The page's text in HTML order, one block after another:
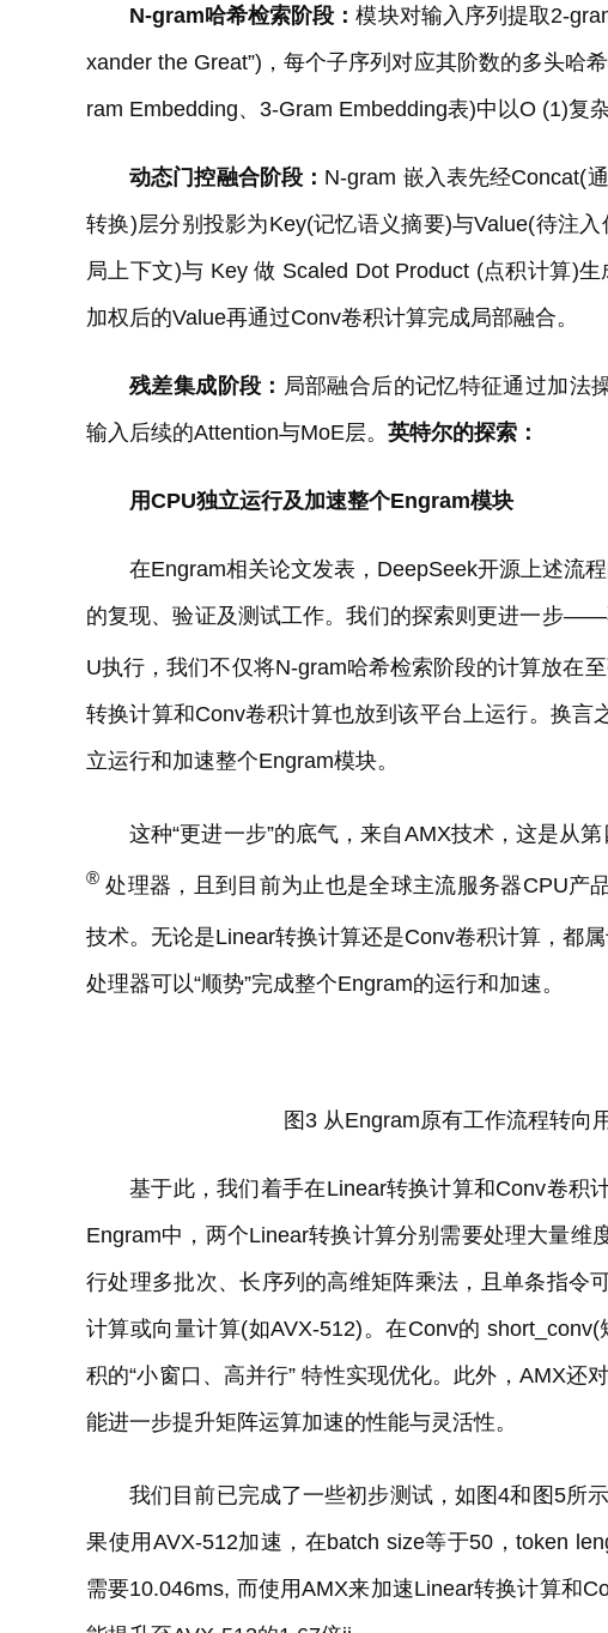
N-gram哈希检索阶段：模块对输入序列提取2-
xander the Great”)，每个子序列对应其阶数的多头哈
ram Embedding、3-Gram Embedding表)中以O (1)复
动态门控融合阶段： N-gram 嵌入表先经Concat(
转换)层分别投影为Key(记忆语义摘要)与Value(待注
局上下文)与 Key 做 Scaled Dot Product (点积计算)
加权后的Value再通过Conv卷积计算完成局部融合。
残差集成阶段： 局部融合后的记忆特征通过加法
输入后续的Attention与MoE层。 英特尔的探索：
用CPU独立运行及加速整个Engram模块
在Engram相关论文发表，DeepSeek开源上述流
的复现、验证及测试工作。我们的探索则更进一步
U执行，我们不仅将N-gram哈希检索阶段的计算放在
转换计算和Conv卷积计算也放到该平台上运行。换
立运行和加速整个Engram模块。
这种“更进一步”的底气，来自AMX技术，这是从
® 处理器，且到目前为止也是全球主流服务器CPU产
技术。无论是Linear转换计算还是Conv卷积计算，都
处理器可以“顺势”完成整个Engram的运行和加速。
图3 从Engram原有工作流程转向
基于此，我们着手在Linear转换计算和Conv卷积
Engram中，两个Linear转换计算分别需要处理大量
行处理多批次、长序列的高维矩阵乘法，且单条指令
计算或向量计算(如AVX-512)。在Conv的 short_conv(
积的“小窗口、高并行” 特性实现优化。此外，AMX还
能进一步提升矩阵运算加速的性能与灵活性。
我们目前已完成了一些初步测试，如图4和图5所
果使用AVX-512加速，在batch size等于50，token
需要10.046ms, 而使用AMX来加速Linear转换计算和